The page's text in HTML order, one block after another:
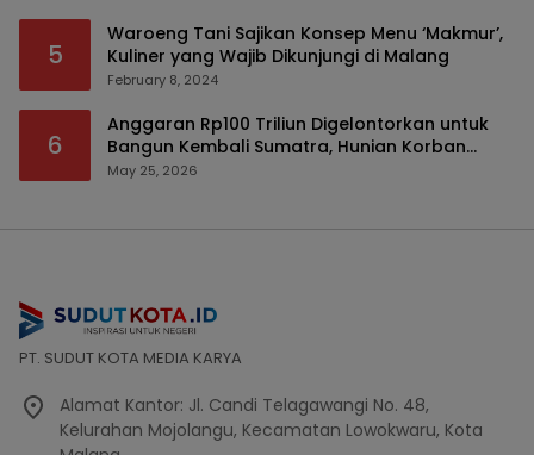
5
Waroeng Tani Sajikan Konsep Menu ‘Makmur’,
Kuliner yang Wajib Dikunjungi di Malang
February 8, 2024
6
Anggaran Rp100 Triliun Digelontorkan untuk
Bangun Kembali Sumatra, Hunian Korban
Bencana Bakal Difokuskan
May 25, 2026
PT. SUDUT KOTA MEDIA KARYA
Alamat Kantor: Jl. Candi Telagawangi No. 48,
Kelurahan Mojolangu, Kecamatan Lowokwaru, Kota